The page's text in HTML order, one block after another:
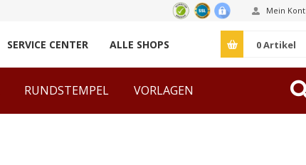
Mein
SERVICE CENTER ALLE SHOPS 0Artikel
RUNDSTEMPEL VORLAGEN